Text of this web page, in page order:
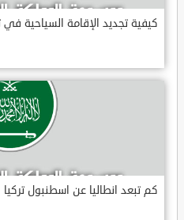
كيفية تجديد الإقامة السياحية
كم تبعد انطاليا عن اسطنبول تركيا